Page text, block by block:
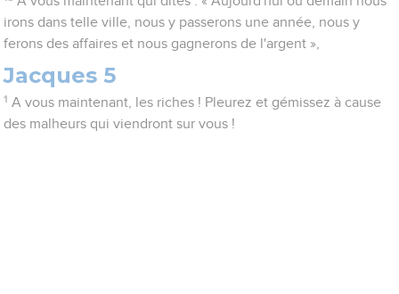
irons dans telle ville, nous y passerons une année, nous y
ferons des affaires et nous gagnerons de l'argent »,
Jacques 5
1 A vous maintenant, les riches ! Pleurez et gémissez à cause
des malheurs qui viendront sur vous !